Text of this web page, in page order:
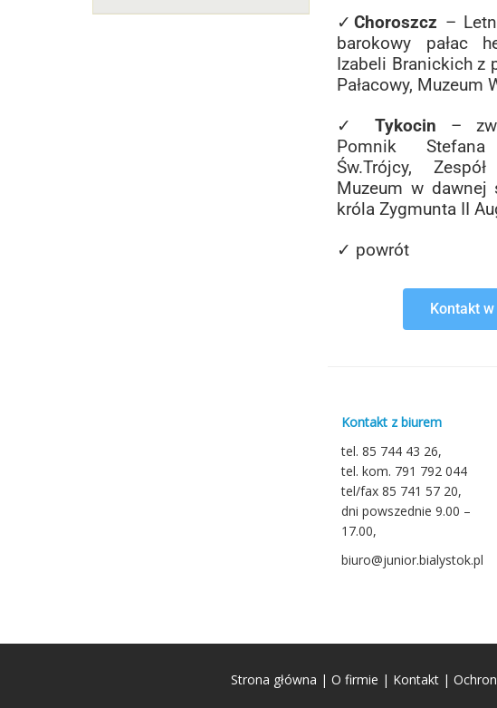
✓Choroszcz –
barokowy pałac
Izabeli Branickich z
Pałacowy, Muzeum
✓ Tykocin –
Pomnik Stefana
Św.Trójcy,
Muzeum w dawnej
króla Zygmunta II
✓ powrót
Kontakt
Kontakt z biurem
tel. 85 744 43 26,
tel. kom. 791 792 044
tel/fax 85 741 57 20,
dni powszednie 9.00 –
17.00,
biuro@junior.bialystok.pl
Strona główna | O firmie | Kontakt |